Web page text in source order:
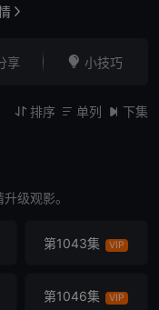

享  小技巧
 排序  单列  下集
级观影。第1040集
第1043集 VIP
第1046集 VIP